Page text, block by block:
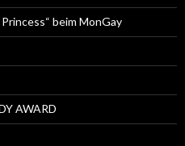
beim MonGay
AWARD